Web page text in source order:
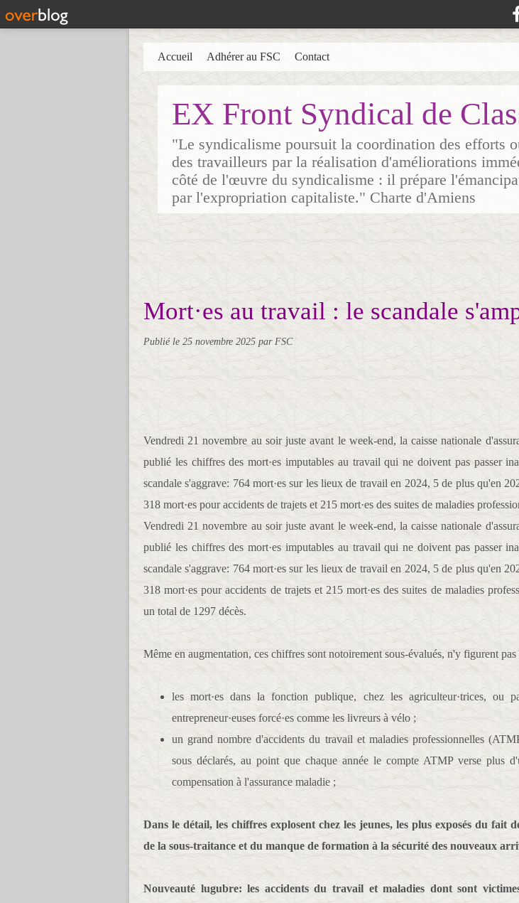
EX Front Syndical de
"Le syndicalisme poursuit la coordination des efforts
des travailleurs par la réalisation d'améliorations
côté de l'œuvre du syndicalisme : il prépare
par l'expropriation capitaliste." Charte d'Amiens
Accueil Adhérer au FSC Contact
Mort·es au travail : le scandale
Publié le 25 novembre 2025 par FSC
Vendredi 21 novembre au soir juste avant le week-end, la caisse nationale
publié les chiffres des mort·es imputables au travail qui ne doivent pas passer
scandale s'aggrave: 764 mort·es sur les lieux de travail en 2024, 5 de plus qu'en
318 mort·es pour accidents de trajets et 215 mort·es des suites de maladies
Vendredi 21 novembre au soir juste avant le week-end, la caisse nationale
publié les chiffres des mort·es imputables au travail qui ne doivent pas passer
scandale s'aggrave: 764 mort·es sur les lieux de travail en 2024, 5 de plus qu'en
318 mort·es pour accidents de trajets et 215 mort·es des suites de maladies
un total de 1297 décès.
Même en augmentation, ces chiffres sont notoirement sous-évalués, n'y figurent pas
les mort·es dans la fonction publique, chez les agriculteur·trices, ou
entrepreneur·euses forcé·es comme les livreurs à vélo ;
un grand nombre d'accidents du travail et maladies professionnelles
sous déclarés, au point que chaque année le compte ATMP verse plus
compensation à l'assurance maladie ;
Dans le détail, les chiffres explosent chez les jeunes, les plus exposés du fait
de la sous-traitance et du manque de formation à la sécurité des nouveaux
Nouveauté lugubre: les accidents du travail et maladies dont sont